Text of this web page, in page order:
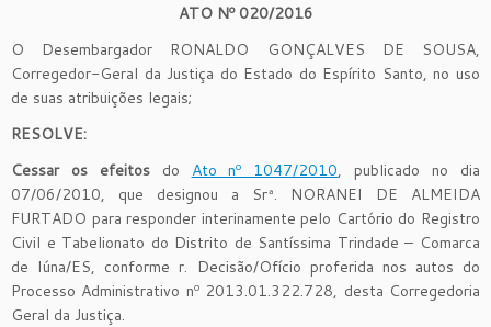
ATO Nº 020/2016
O Desembargador RONALDO GONÇALVES DE SOUSA,
Corregedor-Geral da Justiça do Estado do Espírito Santo, no uso
de suas atribuições legais;
RESOLVE:
Cessar os efeitosdo Ato nº 1047/2010, publicado no dia
07/06/2010, que designou a Srª. NORANEI DE ALMEIDA
FURTADO para responder interinamente pelo Cartório do Registro
Civil e Tabelionato do Distrito de Santíssima Trindade – Comarca
de Iúna/ES, conforme r. Decisão/Ofício proferida nos autos do
Processo Administrativo nº 2013.01.322.728, desta Corregedoria
Geral da Justiça.